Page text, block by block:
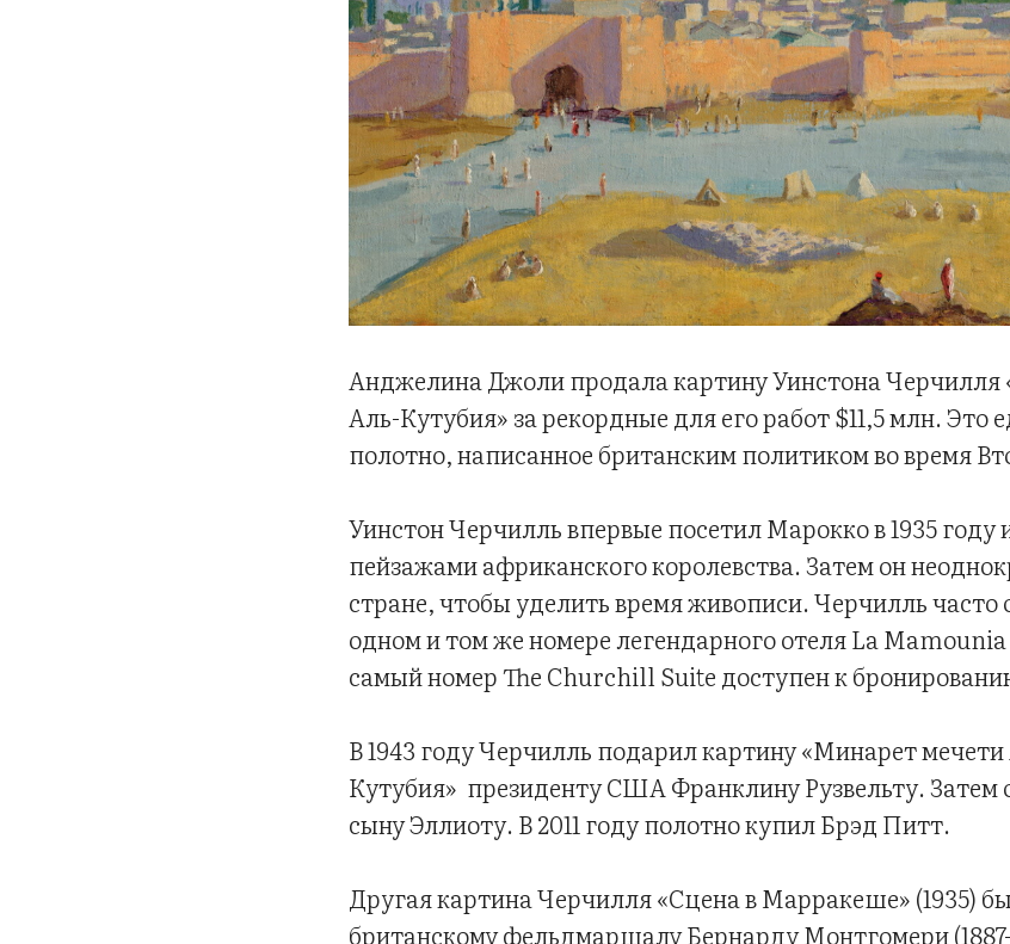
Анджелина Джоли продала картину Уинстона Черчилля
Аль-Кутубия» за рекордные для его работ $11,5 млн. Это
полотно, написанное британским политиком во время
Уинстон Черчилль впервые посетил Марокко в 1935 году
пейзажами африканского королевства. Затем он
стране, чтобы уделить время живописи. Черчилль часто
одном и том же номере легендарного отеля La
самый номер The Churchill Suite доступен к
В 1943 году Черчилль подарил картину «Минарет
Кутубия» президенту США Франклину Рузвельту. Затем
сыну Эллиоту. В 2011 году полотно купил Брэд Питт.
Другая картина Черчилля «Сцена в Марракеше» (1935)
британскому фельдмаршалу Бернарду Монтгомери